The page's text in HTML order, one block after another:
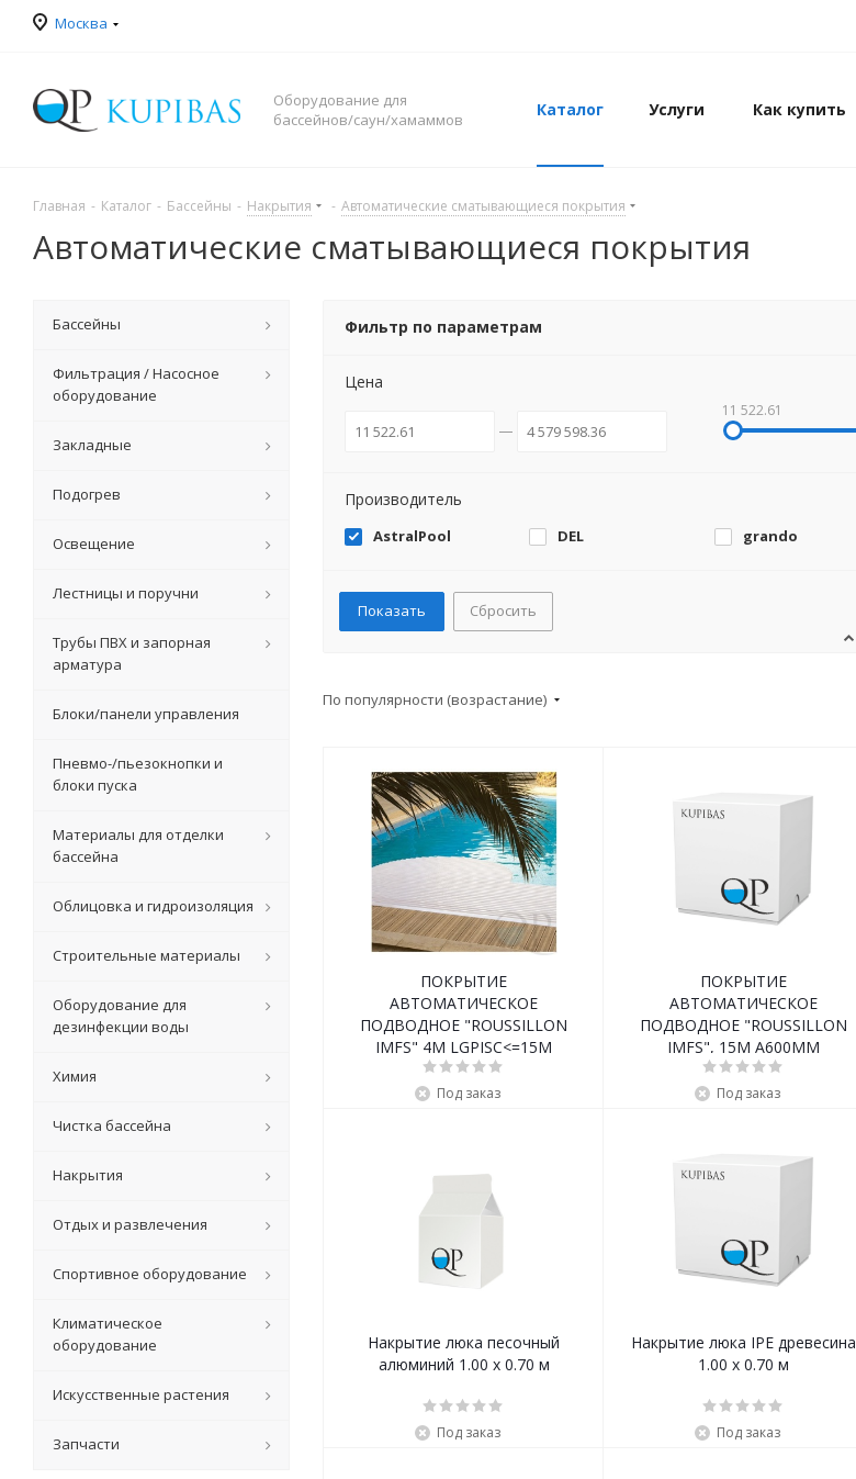
Москва
Оборудование для
бассейнов/саун/хамаммов
Каталог Услуги Как купить
Главная - Каталог - Бассейны - Накрытия - Автоматические сматывающиеся покрытия
Автоматические сматывающиеся покрытия
Фильтр по параметрам
Цена
11 522.61
Производитель
AstralPool DEL grando
Сбросить
По популярности (возрастание)
ПОКРЫТИЕ
АВТОМАТИЧЕСКОЕ
ПОДВОДНОЕ "ROUSSILLON
IMFS" 4M LGPISC<=15M
A500MM
Под заказ
ПОКРЫТИЕ
АВТОМАТИЧЕСКОЕ
ПОДВОДНОЕ "ROUSSILLON
IMFS", 15M A600MM
Под заказ
Накрытие люка песочный
алюминий 1.00 x 0.70 м
Под заказ
Накрытие люка IPE древесина
1.00 x 0.70 м
Под заказ
Бассейны
Фильтрация / Насосное
оборудование
Закладные
Подогрев
Освещение
Лестницы и поручни
Трубы ПВХ и запорная
арматура
Блоки/панели управления
Пневмо-/пьезокнопки и
блоки пуска
Материалы для отделки
бассейна
Облицовка и гидроизоляция
Строительные материалы
Оборудование для
дезинфекции воды
Химия
Чистка бассейна
Накрытия
Отдых и развлечения
Спортивное оборудование
Климатическое
оборудование
Искусственные растения
Запчасти